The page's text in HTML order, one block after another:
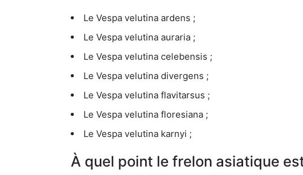
Le Vespa velutina ardens ;
Le Vespa velutina auraria ;
Le Vespa velutina celebensis ;
Le Vespa velutina divergens ;
Le Vespa velutina flavitarsus ;
Le Vespa velutina floresiana ;
Le Vespa velutina karnyi ;
À quel point le frelon asiatique